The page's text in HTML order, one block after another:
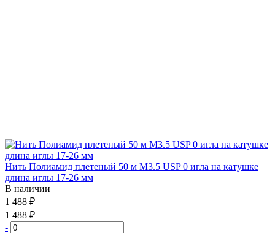
Нить Полиамид плетеный 50 м М3.5 USP 0 игла на катушке
длина иглы 17-26 мм
В наличии
1 488 ₽
1 488 ₽
-